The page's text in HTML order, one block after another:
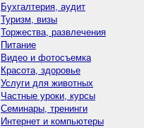
Бухгалтерия, аудит
Туризм, визы
Торжества, развлечения
Питание
Видео и фотосъемка
Красота, здоровье
Услуги для животных
Частные уроки, курсы
Семинары, тренинги
Интернет и компьютеры